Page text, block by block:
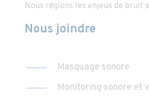
Nous réglons les enjeux de bruit
Nous joindre
Masquage sonore
Monitoring sonore et